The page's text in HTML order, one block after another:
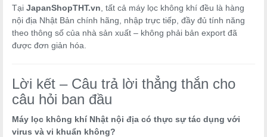
Tại JapanShopTHT.vn , tất cả máy lọc không khí đều là hàng
nội địa Nhật Bản chính hãng, nhập trực tiếp, đầy đủ tính năng
theo thông số của nhà sản xuất – không phải bản export đã
được đơn giản hóa.
Lời kết – Câu trả lời thẳng thắn cho
câu hỏi ban đầu
Máy lọc không khí Nhật nội địa có thực sự tác dụng với
virus và vi khuẩn không?